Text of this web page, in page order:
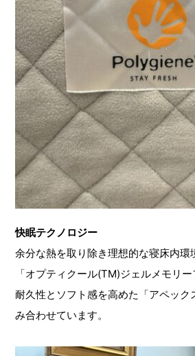
快眠テクノロジー
余分な熱を取り除き理想的な寝床内環
「オプティクール(TM)ジェルメモリ
耐久性とソフト感を高めた「アペック
み合わせています。